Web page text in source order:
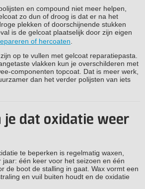
en compound niet meer helpen,
zo dun of droog is dat er na het
plekken of doorschijnende stukken
is de gelcoat plaatselijk door zijn eigen
of hercoaten
op te vullen met gelcoat reparatiepasta.
vlakken kun je overschilderen met
componenten topcoat. Dat is meer werk,
dan het verder polijsten van iets
je dat oxidatie weer
te beperken is regelmatig waxen,
jaar: één keer voor het seizoen en één
de boot de stalling in gaat. Wax vormt een
en vuil buiten houdt en de oxidatie